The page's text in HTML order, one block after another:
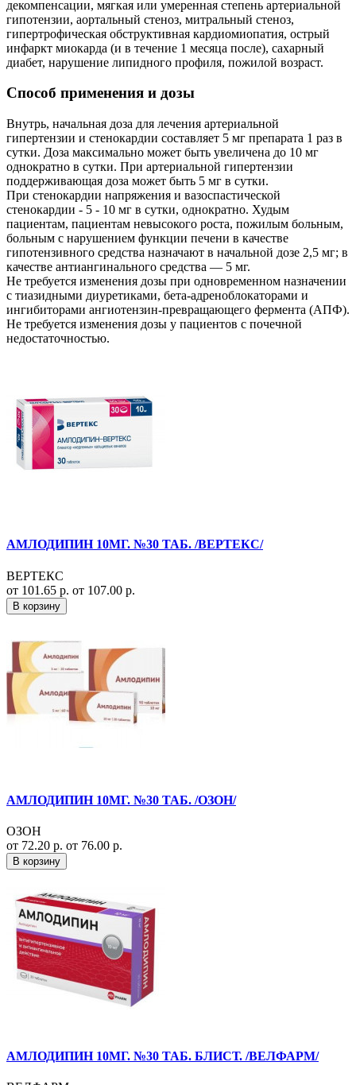
декомпенсации, мягкая или умеренная степень артериальной
гипотензии, аортальный стеноз, митральный стеноз,
гипертрофическая обструктивная кардиомиопатия, острый
инфаркт миокарда (и в течение 1 месяца после), сахарный
диабет, нарушение липидного профиля, пожилой возраст.
Способ применения и дозы
Внутрь, начальная доза для лечения артериальной
гипертензии и стенокардии составляет 5 мг препарата 1 раз в
сутки. Доза максимально может быть увеличена до 10 мг
однократно в сутки. При артериальной гипертензии
поддерживающая доза может быть 5 мг в сутки.
При стенокардии напряжения и вазоспастической
стенокардии - 5 - 10 мг в сутки, однократно. Худым
пациентам, пациентам невысокого роста, пожилым больным,
больным с нарушением функции печени в качестве
гипотензивного средства назначают в начальной дозе 2,5 мг; в
качестве антиангинального средства — 5 мг.
Не требуется изменения дозы при одновременном назначении
с тиазидными диуретиками, бета-адреноблокаторами и
ингибиторами ангиотензин-превращающего фермента (АПФ).
Не требуется изменения дозы у пациентов с почечной
недостаточностью.
АМЛОДИПИН 10МГ. №30 ТАБ. /ВЕРТЕКС/
ВЕРТЕКС
от 101.65 р. от 107.00 р.
В корзину
АМЛОДИПИН 10МГ. №30 ТАБ. /ОЗОН/
ОЗОН
от 72.20 р. от 76.00 р.
В корзину
АМЛОДИПИН 10МГ. №30 ТАБ. БЛИСТ. /ВЕЛФАРМ/